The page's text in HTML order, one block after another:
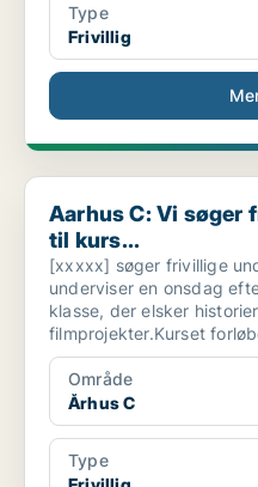
Type
Frivillig
Aarhus C: Vi søger frivillige
Aarhus C: Vi søger
til kurs...
[xxxxx] søger frivillige
underviser en onsdag
klasse, der elsker
filmprojekter.Kurset
Område
Århus C
Type